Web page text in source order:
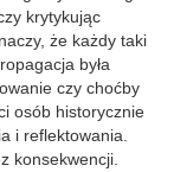
krytykując
że każdy taki
była
czy choćby
osób historycznie
i reflektowania.
konsekwencji.